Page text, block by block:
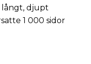
långt, djupt
1 000 sidor